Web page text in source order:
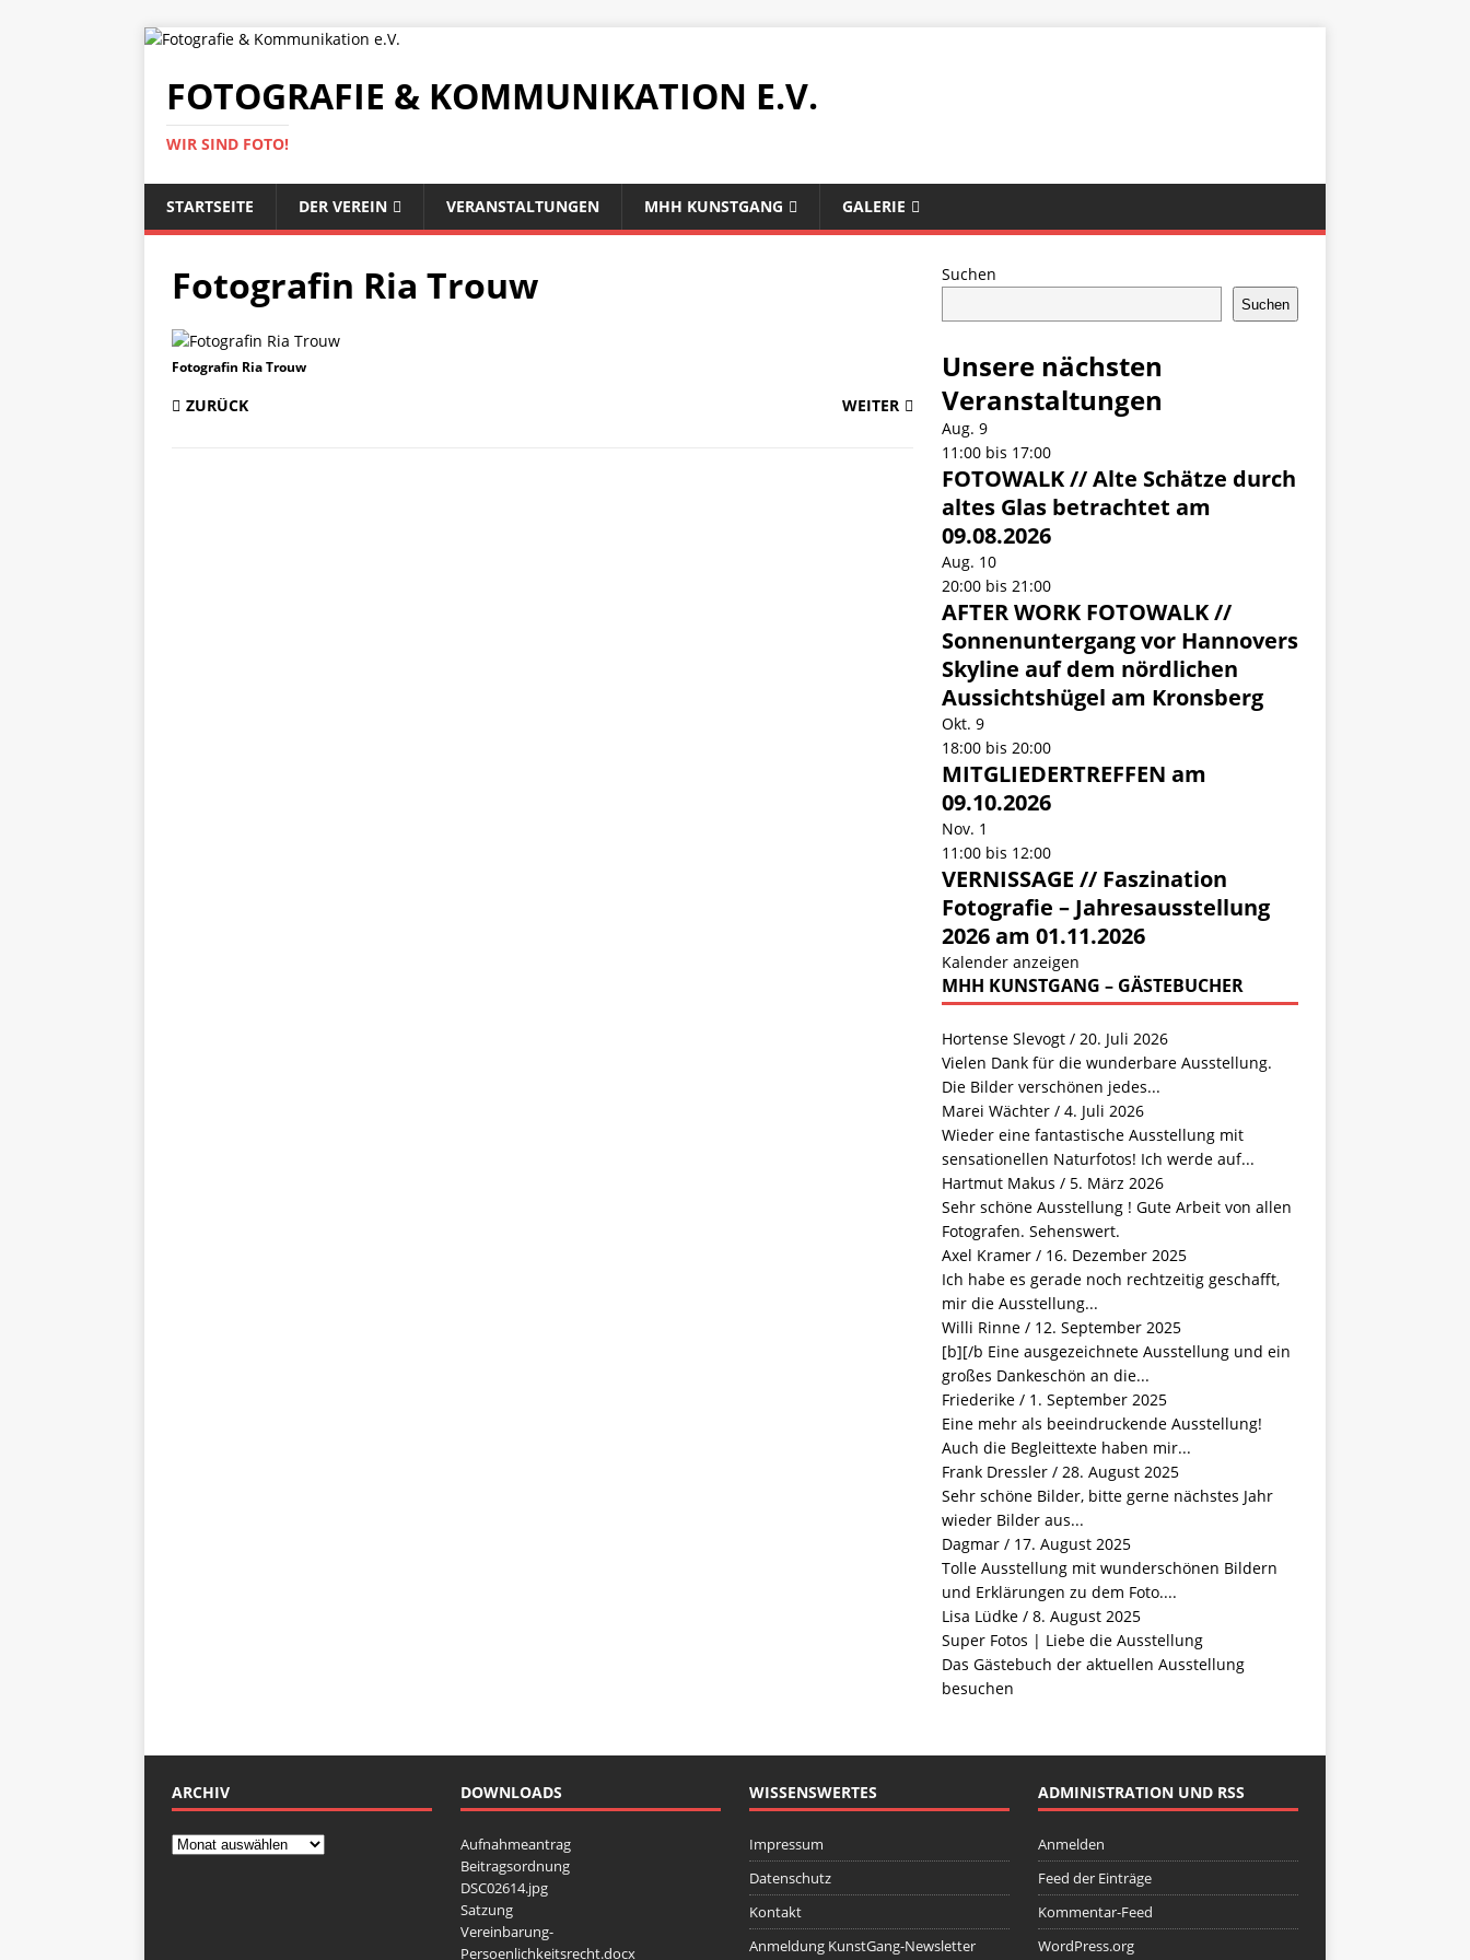
FOTOGRAFIE & KOMMUNIKATION E.V.
WIR SIND FOTO!
STARTSEITE DER VEREIN VERANSTALTUNGEN MHH KUNSTGANG GALERIE
Fotografin Ria Trouw
Fotografin Ria Trouw
ZURÜCK WEITER
Suchen
Suchen
Unsere nächsten
Veranstaltungen
Aug. 9
11:00bis 17:00
FOTOWALK // Alte Schätze durch
altes Glas betrachtet am
09.08.2026
Aug. 10
20:00bis 21:00
AFTER WORK FOTOWALK //
Sonnenuntergang vor Hannovers
Skyline auf dem nördlichen
Aussichtshügel am Kronsberg
Okt. 9
18:00bis 20:00
MITGLIEDERTREFFEN am
09.10.2026
Nov. 1
11:00bis 12:00
VERNISSAGE // Faszination
Fotografie – Jahresausstellung
2026 am 01.11.2026
Kalender anzeigen
MHH KUNSTGANG – GÄSTEBUCHER
Hortense Slevogt/ 20. Juli 2026
Vielen Dank für die wunderbare Ausstellung.
Die Bilder verschönen jedes...
Marei Wächter/ 4. Juli 2026
Wieder eine fantastische Ausstellung mit
sensationellen Naturfotos! Ich werde auf...
Hartmut Makus / 5. März 2026
Sehr schöne Ausstellung ! Gute Arbeit von allen
Fotografen. Sehenswert.
Axel Kramer/ 16. Dezember 2025
Ich habe es gerade noch rechtzeitig geschafft,
mir die Ausstellung...
Willi Rinne/ 12. September 2025
[b][/b Eine ausgezeichnete Ausstellung und ein
großes Dankeschön an die...
Friederike/ 1. September 2025
Eine mehr als beeindruckende Ausstellung!
Auch die Begleittexte haben mir...
Frank Dressler/ 28. August 2025
Sehr schöne Bilder, bitte gerne nächstes Jahr
wieder Bilder aus...
Dagmar/ 17. August 2025
Tolle Ausstellung mit wunderschönen Bildern
und Erklärungen zu dem Foto....
Lisa Lüdke/ 8. August 2025
Super Fotos | Liebe die Ausstellung
Das Gästebuch der aktuellen Ausstellung
besuchen
ARCHIV DOWNLOADS
Aufnahmeantrag
Beitragsordnung
DSC02614.jpg
Satzung
Vereinbarung-
Persoenlichkeitsrecht.docx
WISSENSWERTES
Impressum
Datenschutz
Kontakt
Anmeldung KunstGang-Newsletter
ADMINISTRATION UND RSS
Anmelden
Feed der Einträge
Kommentar-Feed
WordPress.org